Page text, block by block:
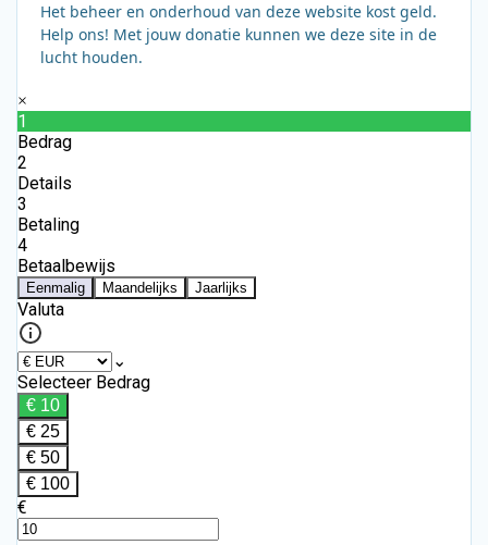
Het beheer en onderhoud van deze website kost geld.
Help ons! Met jouw donatie kunnen we deze site in de
lucht houden.